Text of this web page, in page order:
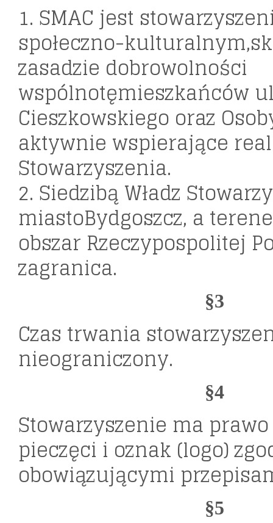
1. SMAC jest
społeczno-
zasadzie dobrowolności
wspólnotęmieszkańców
Cieszkowskiego oraz
aktywnie wspierające
Stowarzyszenia.
2. Siedzibą Władz
miastoBydgoszcz, a
obszar Rzeczypospolitej
zagranica.
§3
Czas trwania
nieograniczony.
§4
Stowarzyszenie ma
pieczęci i oznak (logo)
obowiązującymi
§5